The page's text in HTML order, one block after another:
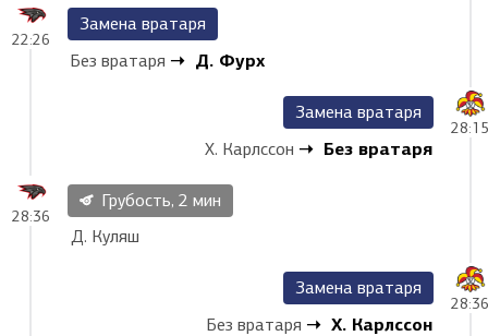
22:26
Замена вратаря
Без вратаря
Д. Фурх
28:15
Замена вратаря
Х. Карлссон
Без вратаря
28:36
Грубость, 2 мин
Д. Куляш
28:36
Замена вратаря
Без вратаря
Х. Карлссон